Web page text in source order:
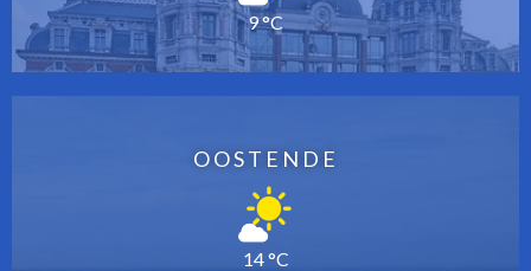
9 °C
OOSTENDE
14 °C